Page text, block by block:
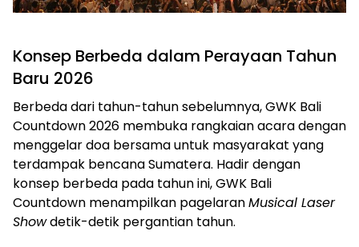
Konsep Berbeda dalam Perayaan Tahun
Baru 2026
Berbeda dari tahun-tahun sebelumnya, GWK Bali
Countdown 2026 membuka rangkaian acara dengan
menggelar doa bersama untuk masyarakat yang
terdampak bencana Sumatera. Hadir dengan
konsep berbeda pada tahun ini, GWK Bali
Countdown menampilkan pagelaranMusical Laser
Showdetik-detik pergantian tahun.